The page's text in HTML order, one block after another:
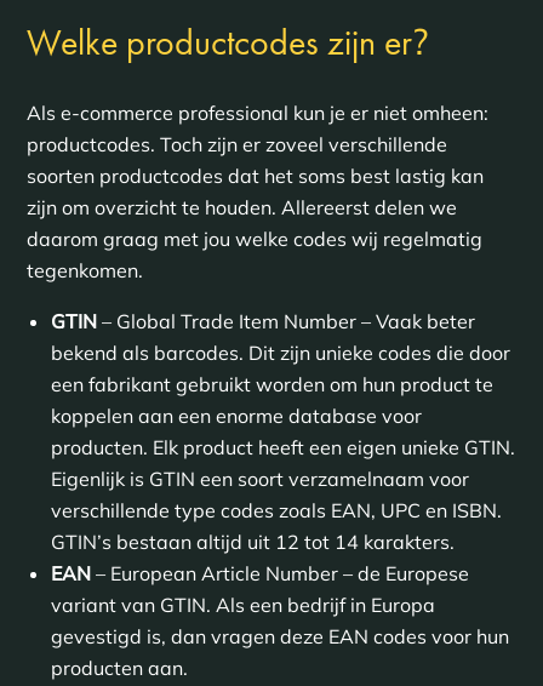
Welke productcodes zijn er?
Als e-commerce professional kun je er niet omheen:
productcodes. Toch zijn er zoveel verschillende
soorten productcodes dat het soms best lastig kan
zijn om overzicht te houden. Allereerst delen we
daarom graag met jou welke codes wij regelmatig
tegenkomen.
GTIN– Global Trade Item Number – Vaak beter
bekend als barcodes. Dit zijn unieke codes die door
een fabrikant gebruikt worden om hun product te
koppelen aan een enorme database voor
producten. Elk product heeft een eigen unieke GTIN.
Eigenlijk is GTIN een soort verzamelnaam voor
verschillende type codes zoals EAN, UPC en ISBN.
GTIN’s bestaan altijd uit 12 tot 14 karakters.
EAN– European Article Number – de Europese
variant van GTIN. Als een bedrijf in Europa
gevestigd is, dan vragen deze EAN codes voor hun
producten aan.